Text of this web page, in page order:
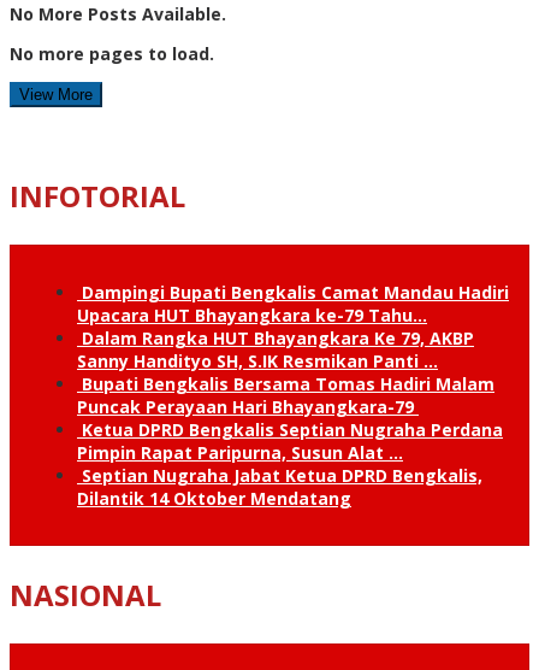
No More Posts Available.
No more pages to load.
View More
INFOTORIAL
Dampingi Bupati Bengkalis Camat Mandau Hadiri
Upacara HUT Bhayangkara ke-79 Tahu…
Dalam Rangka HUT Bhayangkara Ke 79, AKBP
Sanny Handityo SH, S.IK Resmikan Panti …
Bupati Bengkalis Bersama Tomas Hadiri Malam
Puncak Perayaan Hari Bhayangkara-79
Ketua DPRD Bengkalis Septian Nugraha Perdana
Pimpin Rapat Paripurna, Susun Alat …
Septian Nugraha Jabat Ketua DPRD Bengkalis,
Dilantik 14 Oktober Mendatang
NASIONAL